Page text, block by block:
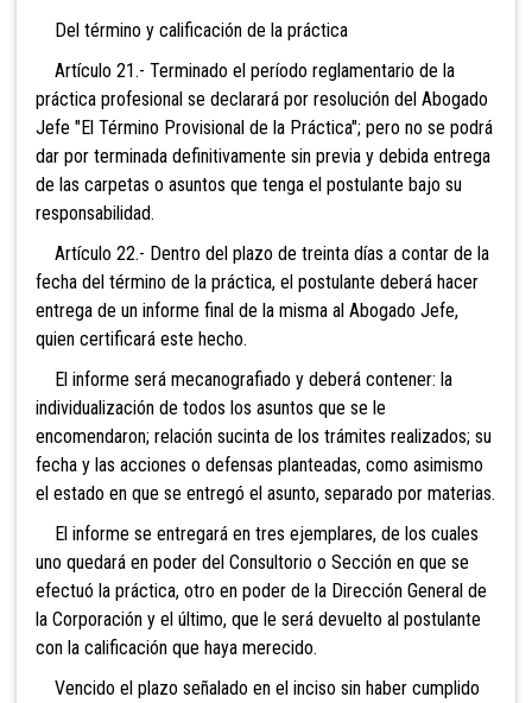
Del término y calificación de la práctica
Artículo 21.- Terminado el período reglamentario de la
práctica profesional se declarará por resolución del Abogado
Jefe "El Término Provisional de la Práctica"; pero no se podrá
dar por terminada definitivamente sin previa y debida entrega
de las carpetas o asuntos que tenga el postulante bajo su
responsabilidad.
Artículo 22.- Dentro del plazo de treinta días a contar de la
fecha del término de la práctica, el postulante deberá hacer
entrega de un informe final de la misma al Abogado Jefe,
quien certificará este hecho.
El informe será mecanografiado y deberá contener: la
individualización de todos los asuntos que se le
encomendaron; relación sucinta de los trámites realizados; su
fecha y las acciones o defensas planteadas, como asimismo
el estado en que se entregó el asunto, separado por materias.
El informe se entregará en tres ejemplares, de los cuales
uno quedará en poder del Consultorio o Sección en que se
efectuó la práctica, otro en poder de la Dirección General de
la Corporación y el último, que le será devuelto al postulante
con la calificación que haya merecido.
Vencido el plazo señalado en el inciso sin haber cumplido